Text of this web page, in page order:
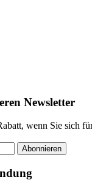
Newsletter
wenn Sie sich
Abonnieren